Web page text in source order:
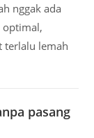
nggak ada
optimal,
terlalu lemah
pasang